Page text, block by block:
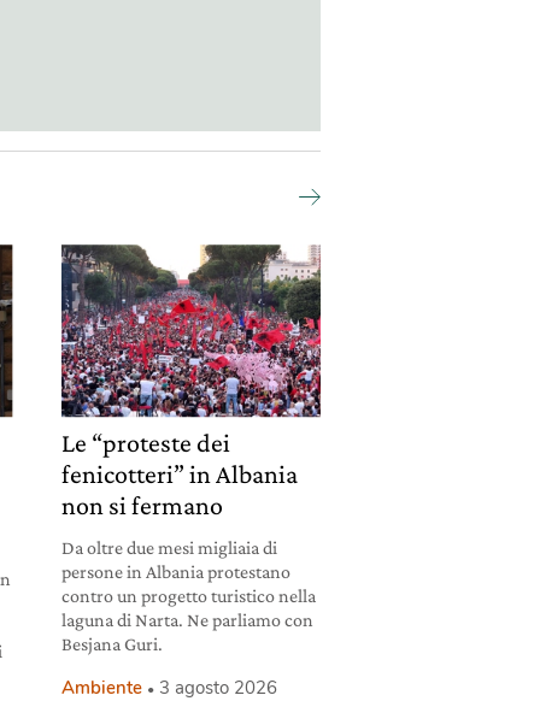
Le “proteste dei
fenicotteri” in Albania
non si fermano
Da oltre due mesi migliaia di
persone in Albania protestano
contro un progetto turistico nella
laguna di Narta. Ne parliamo con
Besjana Guri.
Ambiente 3 agosto 2026